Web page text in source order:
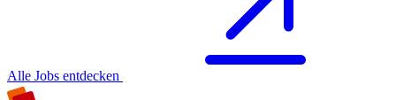
Alle Jobs entdecken